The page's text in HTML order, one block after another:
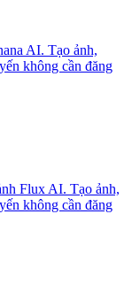
AI. Tạo ảnh,
không cần đăng
Flux AI. Tạo ảnh,
không cần đăng